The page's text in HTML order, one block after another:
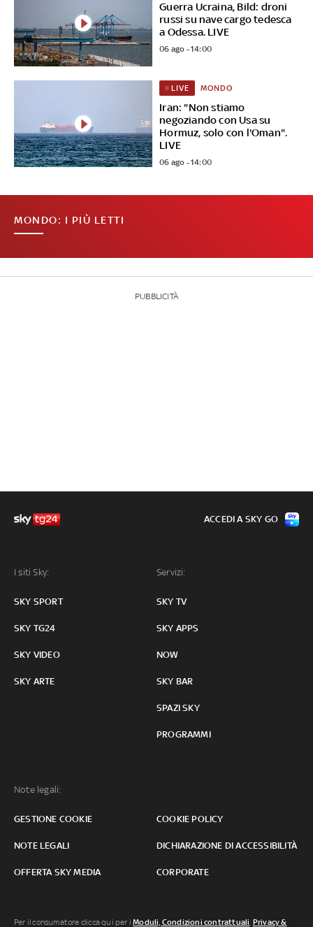
Guerra Ucraina, Bild: droni
russi su nave cargo tedesca
a Odessa. LIVE
06 ago - 14:00
Iran: "Non stiamo
negoziando con Usa su
Hormuz, solo con l'Oman".
LIVE
LIVE MONDO
06 ago - 14:00
MONDO: I PIÙ LETTI
PUBBLICITÀ
I siti Sky:
SKY SPORT
SKY TG24
SKY VIDEO
SKY ARTE
Servizi:
SKY TV
SKY APPS
NOW
SKY BAR
SPAZI SKY
PROGRAMMI
Note legali:
GESTIONE COOKIE COOKIE POLICY
NOTE LEGALI DICHIARAZIONE DI ACCESSIBILITÀ
OFFERTA SKY MEDIA CORPORATE
ACCEDI A SKY GO
Per il consumatore clicca qui per iModuli, Condizioni contrattuali, Privacy &